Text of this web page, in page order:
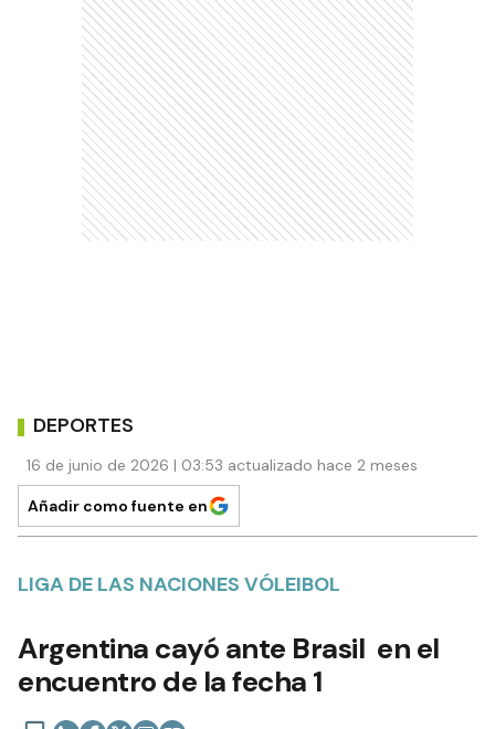
DEPORTES
16 de junio de 2026 | 03:53 actualizado hace 2 meses
Añadir como fuente en
LIGA DE LAS NACIONES VÓLEIBOL
Argentina cayó ante Brasil en el
encuentro de la fecha 1